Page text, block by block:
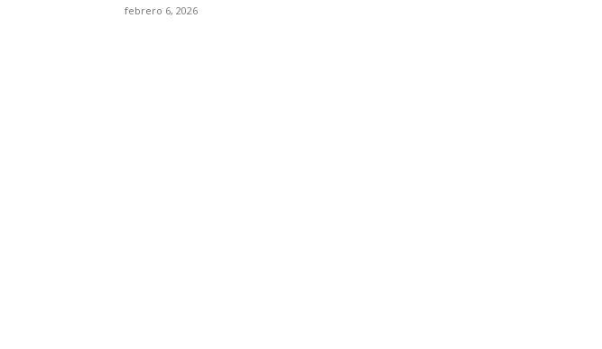
febrero 6, 2026